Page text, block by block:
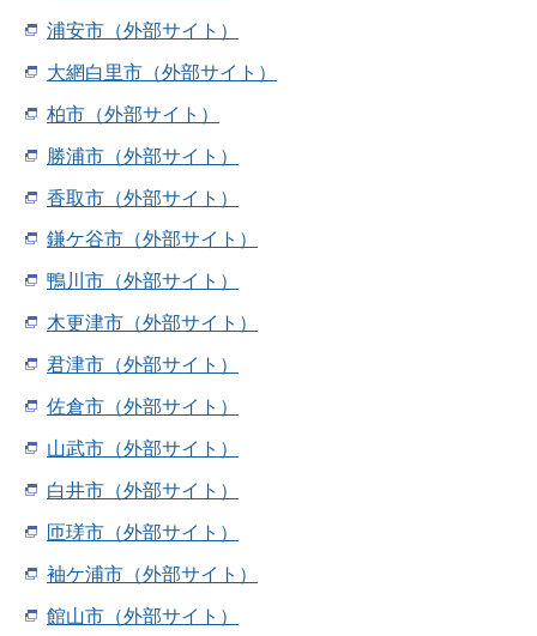
浦安市（外部サイト）
大網白里市（外部サイト）
柏市（外部サイト）
勝浦市（外部サイト）
香取市（外部サイト）
鎌ケ谷市（外部サイト）
鴨川市（外部サイト）
木更津市（外部サイト）
君津市（外部サイト）
佐倉市（外部サイト）
山武市（外部サイト）
白井市（外部サイト）
匝瑳市（外部サイト）
袖ケ浦市（外部サイト）
館山市（外部サイト）